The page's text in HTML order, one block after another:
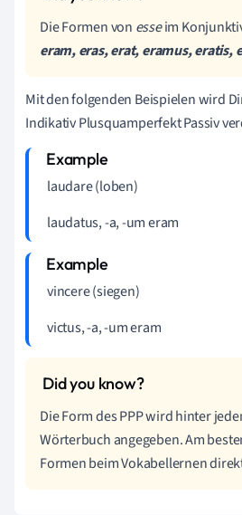
Die Formen von esseim
eram, eras, erat, eramus, eratis,
Mit den folgenden Beispielen wird
Indikativ Plusquamperfekt Passiv
laudare (loben)
laudatus, -a, -um eram
vincere (siegen)
victus, -a, -um eram
Die Form des PPP wird hinter
Wörterbuch angegeben. Am
Formen beim Vokabellernen